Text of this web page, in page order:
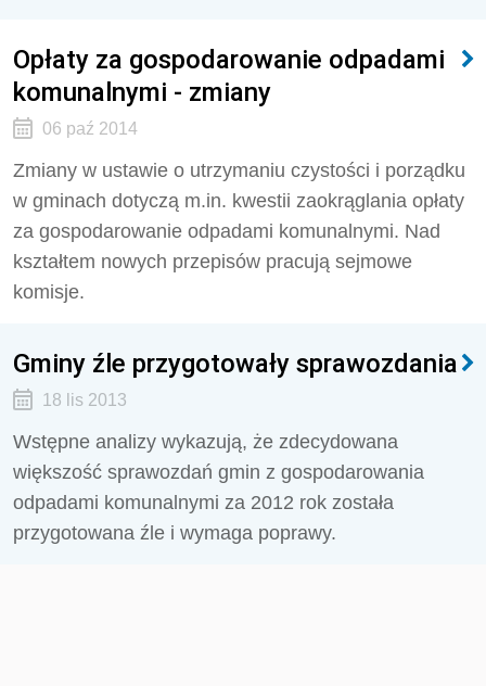
Opłaty za gospodarowanie odpadami
komunalnymi - zmiany
06 paź 2014
Zmiany w ustawie o utrzymaniu czystości i porządku
w gminach dotyczą m.in. kwestii zaokrąglania opłaty
za gospodarowanie odpadami komunalnymi. Nad
kształtem nowych przepisów pracują sejmowe
komisje.
Gminy źle przygotowały sprawozdania
18 lis 2013
Wstępne analizy wykazują, że zdecydowana
większość sprawozdań gmin z gospodarowania
odpadami komunalnymi za 2012 rok została
przygotowana źle i wymaga poprawy.